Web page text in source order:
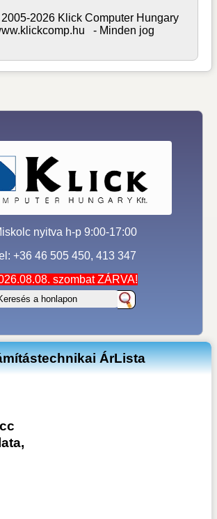
2026 Klick Computer Hungary
- Minden jog
nyitva h-p 9:00-17:00
+36 46 505 450, 413 347
szombat ZÁRVA!
ÁrLista